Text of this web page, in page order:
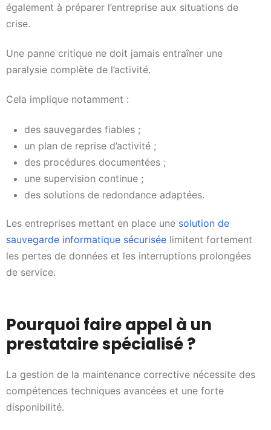
également à préparer l’entreprise aux situations de
crise.
Une panne critique ne doit jamais entraîner une
paralysie complète de l’activité.
Cela implique notamment :
des sauvegardes fiables ;
un plan de reprise d’activité ;
des procédures documentées ;
une supervision continue ;
des solutions de redondance adaptées.
Les entreprises mettant en place une solution de
sauvegarde informatique sécurisée limitent fortement
les pertes de données et les interruptions prolongées
de service.
Pourquoi faire appel à un
prestataire spécialisé ?
La gestion de la maintenance corrective nécessite des
compétences techniques avancées et une forte
disponibilité.